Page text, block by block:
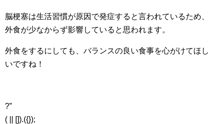
脳梗塞は生活習慣が原因で発症すると言われているため、
外食が少なからず影響していると思われます。
外食をするにしても、バランスの良い食事を心がけてほし
いですね！
?”
( || []).({});